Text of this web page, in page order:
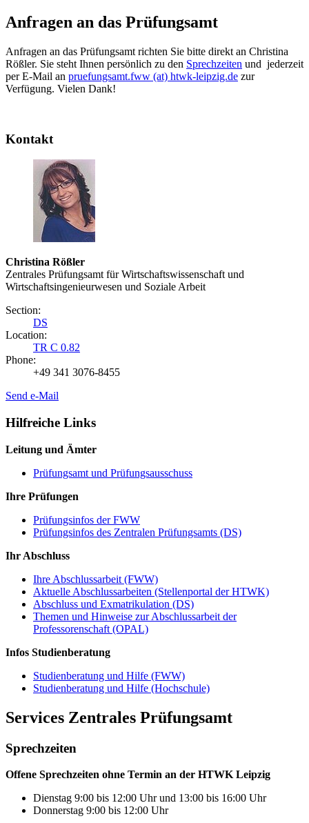
Anfragen an das Prüfungsamt
Anfragen an das Prüfungsamt richten Sie bitte direkt an Christina
Rößler. Sie steht Ihnen persönlich zu den Sprechzeiten und jederzeit
per E-Mail an pruefungsamt.fww (at) htwk-leipzig.de zur
Verfügung. Vielen Dank!
Kontakt
Christina Rößler
Zentrales Prüfungsamt für Wirtschaftswissenschaft und
Wirtschaftsingenieurwesen und Soziale Arbeit
Section:
DS
Location:
TR C 0.82
Phone:
+49 341 3076-8455
Send e-Mail
Hilfreiche Links
Leitung und Ämter
Prüfungsamt und Prüfungsausschuss
Ihre Prüfungen
Prüfungsinfos der FWW
Prüfungsinfos des Zentralen Prüfungsamts (DS)
Ihr Abschluss
Ihre Abschlussarbeit (FWW)
Aktuelle Abschlussarbeiten (Stellenportal der HTWK)
Abschluss und Exmatrikulation (DS)
Themen und Hinweise zur Abschlussarbeit der
Professorenschaft (OPAL)
Infos Studienberatung
Studienberatung und Hilfe (FWW)
Studienberatung und Hilfe (Hochschule)
Services Zentrales Prüfungsamt
Sprechzeiten
Offene Sprechzeiten ohne Termin an der HTWK Leipzig
Dienstag 9:00 bis 12:00 Uhr und 13:00 bis 16:00 Uhr
Donnerstag 9:00 bis 12:00 Uhr